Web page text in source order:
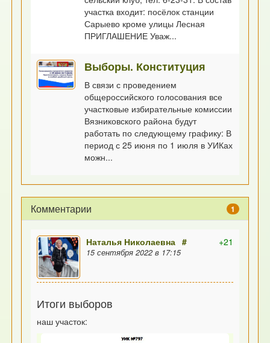
участка входит: посёлок станции
Сарыево кроме улицы Лесная
ПРИГЛАШЕНИЕ Уваж...
Выборы. Конституция
В связи с проведением
общероссийского голосования все
участковые избирательные комиссии
Вязниковского района будут
работать по следующему графику: В
период с 25 июня по 1 июля в УИКах
можн...
Комментарии 1
+21
Наталья Николаевна #
15 сентября 2022 в 17:15
Итоги выборов
наш участок: